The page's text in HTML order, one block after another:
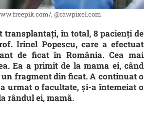
, @rawpixel.com
transplantați, în total, 8 pacienți de
Irinel Popescu, care a efectuat
de ficat în România. Cea mai
Ea a primit de la mama ei, când
un fragment din ficat. A continuat o
urmat o facultate, și-a întemeiat o
rândul ei, mamă.